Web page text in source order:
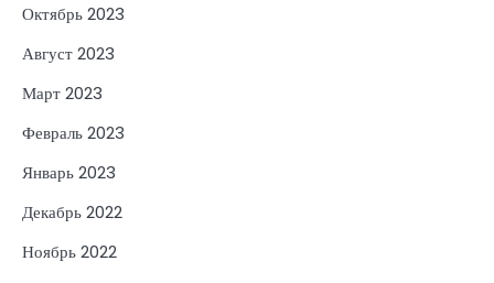
Октябрь 2023
Август 2023
Март 2023
Февраль 2023
Январь 2023
Декабрь 2022
Ноябрь 2022